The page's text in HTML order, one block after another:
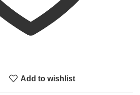
Add to wishlist